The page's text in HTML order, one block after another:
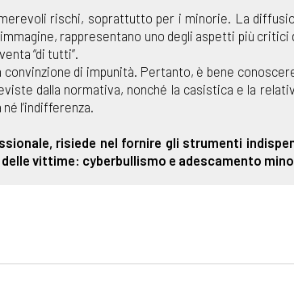
rischi, soprattutto per i minorie. La
rappresentano uno degli aspetti più critici
“di tutti”.
di impunità. Pertanto, è bene
dalla normativa, nonché la casistica e la
l’indifferenza.
risiede nel fornire gli strumenti
vittime: cyberbullismo e adescamento